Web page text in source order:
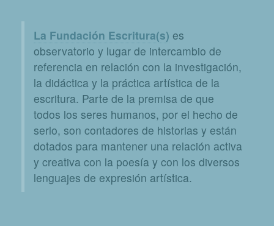
La Fundación Escritura(s) es
observatorio y lugar de intercambio de
referencia en relación con la investigación,
la didáctica y la práctica artística de la
escritura. Parte de la premisa de que
todos los seres humanos, por el hecho de
serlo, son contadores de historias y están
dotados para mantener una relación activa
y creativa con la poesía y con los diversos
lenguajes de expresión artística.